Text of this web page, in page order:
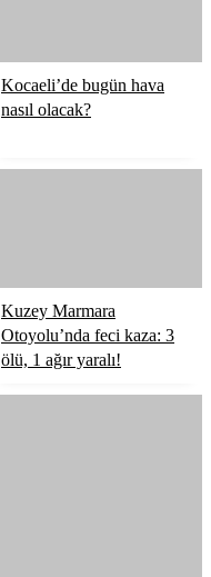
Kocaeli’de bugün hava
nasıl olacak?
Kuzey Marmara
Otoyolu’nda feci kaza: 3
ölü, 1 ağır yaralı!